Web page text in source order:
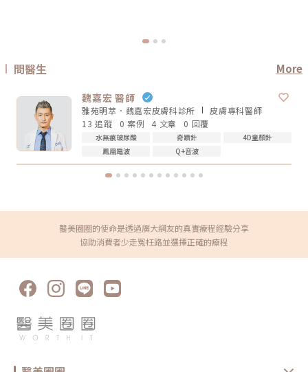
感。不過疼痛感會受到能量設定、施作部位、個人耐受度、儀器種類影響，
可能會有短暫泛紅、腫脹、痠感或觸痛，通常會逐漸緩解。實際狀況仍需依
已經有明顯輪廓下垂，也可以和醫師討論音波。但年齡不是唯一標準，皮膚
厚度、脂肪量、鬆弛程度更重要。Q4：電波音波可以取代拉皮手術嗎？不
能完全取代。電波音波適合輕度到中度鬆弛，屬於非侵入式抗老療程。如果
是非常明顯的皮膚鬆垂或組織下滑，仍可能需要評估手術或其他治療方式。
Q5：電波音波多久做一次？每個人的老化程度、儀器種類、能量設定和維
持需求不同，沒有固定答案。一般會由醫師依照膚況、年齡、預算與期待效
果規劃，不建議自己照網路頻率硬套。搞懂電波跟音波的差別，才能選對適
合自己的療程電波跟音波都是常見的非侵入式抗老療程，但它們不是誰取代
誰，也不是誰一定比較好。圈圈提醒，做療程前不要只看網路心得，也不要
先對！★溫馨提醒★小編要提醒大家，醫療並非單純的商業交易，所有的療
程都伴隨著風險。因此，作為消費者應該謹慎選擇合適的醫療方案，以確保
安全與健康。
程，不是找「最紅的」，而是找「最符合目前需求的」。常見迷思二：電波
做完會立刻小臉嗎？很多人期待電波做完臉馬上小一圈，但這個期待需要調
刺激皮膚組織緊緻與膠原重塑，因此效果通常是逐步變化。有些人做完會覺
得臉比較緊、線條比較順，但真正的膠原變化通常需要時間。Thermage 官
「瞬間換臉」而是「慢慢變緊、變順、變精緻」做電波前需要注意什麼？無
論選無雙電波或鳳凰電波，療程前都建議注意以下幾點： 近期是否懷孕或
哺乳 是否有心律調節器或植入式電子裝置 施作區域是否有金屬植入物 是否
有嚴重皮膚發炎、傷口或感染 近期是否做過其他醫美療程 是否有蟹足腫或
特殊體質 是否正在服用影響皮膚修復的藥物這些資訊都應在諮詢時主動告
知醫療院所，即便是非侵入式療程，也不是每個人都適合做。做完電波後怎
麼保養？電波療程後，多數人不需要長時間恢復期，但仍建議做好基礎照
護： 加強保濕 避免過度去角質 做好防曬 短期內避免高溫環境，例如三溫
暖、烤箱 避免同時疊加刺激性保養品 依照院所指示安排回診或追蹤如果出
鳳凰電波偏向輪廓拉提與深層緊實。選擇重點應該是你的需求，而不是單看
療程定位不同，並非互相取代關係。若主要需求是膚質與輕度緊緻，無雙電
波可能適合；若主要需求是明顯輪廓拉提，鳳凰電波仍有其定位。Q3：無
雙電波適合年輕人嗎？若已開始出現膚質粗糙、毛孔、細紋或輕微鬆弛，無
雙電波可作為早期保養型選項。不過仍建議由專業醫師評估是否真的需要施
保養方式、能量設定與個人體質不同而有差異。多數電波療程並非永久效
果，通常需要定期保養。Q5：做完電波可以馬上化妝嗎？多數情況下恢復
期不長，但實際仍需依個人膚況與療程反應而定。若出現泛紅、敏感或熱
護。選對療程，比跟風更重要無雙電波與鳳凰電波各有優勢，前者偏向細緻
膚質與自然緊緻，後者則更聚焦在輪廓拉提與深層抗老。與其問「哪一個比
較厲害」，不如先釐清自己最在意的是膚質、鬆弛、輪廓，還是整體老化
時，也建議選擇原廠認證或合法合格的醫療院所，確認設備來源、探頭是否
問醫生 More
魏嘉宏 醫師
雅苑明萃．魏嘉宏皮膚科診所 皮膚專科醫師
13 追蹤
0 案例 4 文章 0 回覆
水無痕玻尿酸 奇蹟針
4D童顏針
鳳凰電波
Q+音波
醫美圈圈的使命是透過廣大網友的真實療程經驗分享
協助消費者少走冤枉路並選擇正確的療程